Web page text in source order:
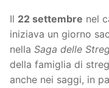
Il 22 settembre nel
iniziava un giorno
nella Saga delle
della famiglia di
anche nei saggi, in